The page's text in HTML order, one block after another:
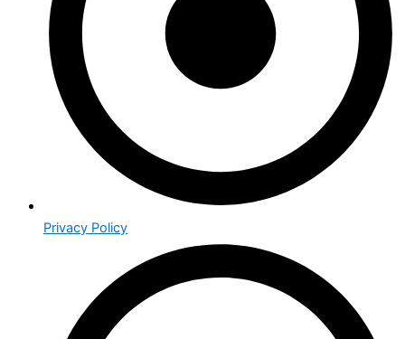
Privacy Policy